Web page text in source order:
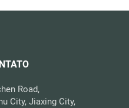
Road,
City, Jiaxing City,